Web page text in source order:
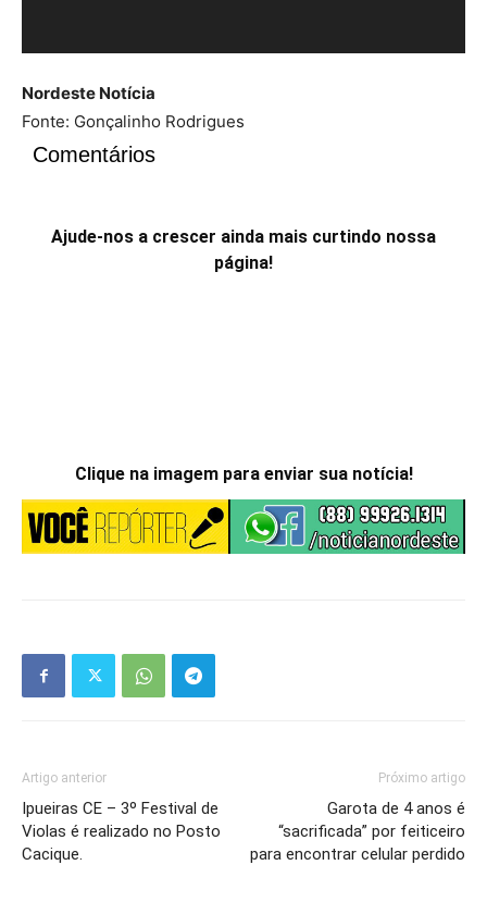
Nordeste Notícia
Fonte: Gonçalinho Rodrigues
Comentários
Ajude-nos a crescer ainda mais curtindo nossa
página!
Clique na imagem para enviar sua notícia!
Artigo anterior
Ipueiras CE – 3º Festival de
Violas é realizado no Posto
Cacique.
Próximo artigo
Garota de 4 anos é
“sacrificada” por feiticeiro
para encontrar celular perdido